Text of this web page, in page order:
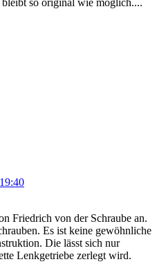
Friedrich von der Schraube an.
Es ist keine gewöhnliche
Die lässt sich nur
Lenkgetriebe zerlegt wird.